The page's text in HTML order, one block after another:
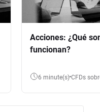
Acciones: ¿Qué
funcionan?
6 minute(s) CFDs